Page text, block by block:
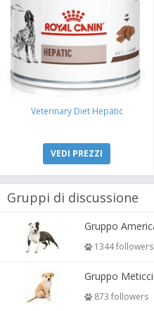
Veterinary Diet Hepatic
VEDI PREZZI
Gruppi di discussione
1344 followers
Gruppo Meticci
873 followers